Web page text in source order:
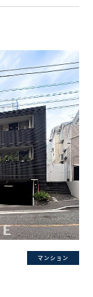
マンション